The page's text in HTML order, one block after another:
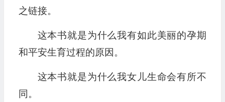
之链接。
这本书就是为什么我有如此美丽的孕期
和平安生育过程的原因。
这本书就是为什么我女儿生命会有所不
同。